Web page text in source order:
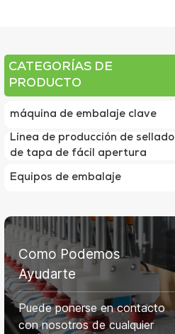
CATEGORÍAS DE
PRODUCTO
máquina de embalaje clave
Línea de producción de sellado
de tapa de fácil apertura
Equipos de embalaje
Como Podemos
Ayudarte
Puede ponerse en contacto
con nosotros de cualquier